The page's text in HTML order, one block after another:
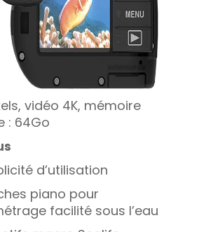
vidéo 4K, mémoire
: 64Go
d’utilisation
piano pour
facilité sous l’eau